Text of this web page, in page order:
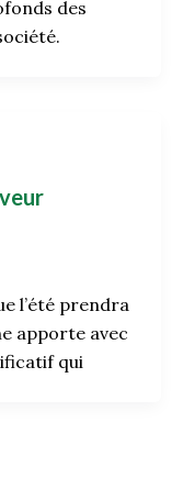
des
l’été prendra
apporte avec
qui